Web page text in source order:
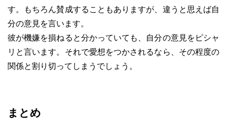
す。もちろん賛成することもありますが、違うと思えば自
分の意見を言います。
彼が機嫌を損ねると分かっていても、自分の意見をピシャ
リと言います。それで愛想をつかされるなら、その程度の
関係と割り切ってしまうでしょう。
まとめ